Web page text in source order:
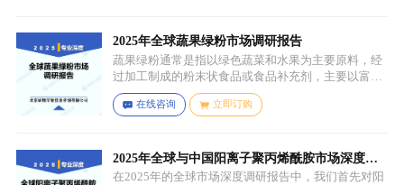
用香精、色素等，以改善口感、延长保质期和调整风
味。
2025年全球蔬果绿粉市场调研报告
蔬果绿粉通常是指以绿色蔬菜和水果为主要原料，经
过加工制成的粉末状食品或食品补充剂，主要以富含
叶绿素、膳食纤维、维生素、矿物质等营养成分的绿
色蔬菜和水果为原料，常见的包括菠菜、羽衣甘蓝、
等，有时也会搭配其他颜色的蔬果（如胡萝卜、甜菜
根等）以丰富营养等绿色水果。
在线咨询 立即订购
2025年全球与中国阳离子聚丙烯酰胺市场深度调
研报告：行业趋势与投资前景分析
在2025年的全球市场深度调研报告中，我们首先对阳